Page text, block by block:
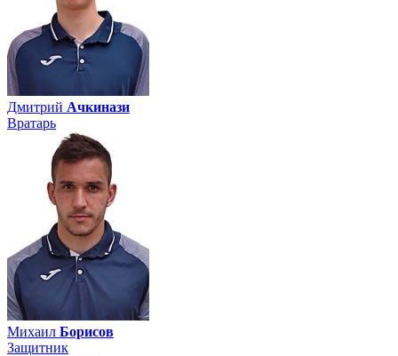
Дмитрий Ачкинази
Вратарь
Михаил Борисов
Защитник